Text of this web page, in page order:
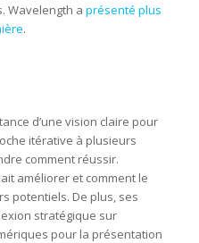
Wavelength a présenté plus
.
d’une vision claire pour
itérative à plusieurs
comment réussir.
améliorer et comment le
potentiels. De plus, ses
stratégique sur
pour la présentation